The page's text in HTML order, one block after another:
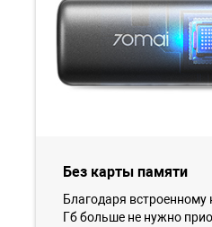
Без карты памяти
Благодаря
Гб больше не нужно